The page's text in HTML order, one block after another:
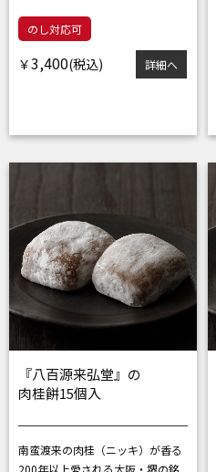
のし対応可
￥3,400 詳細へ
『八百源来弘堂』の
肉桂餅15個入
南蛮渡来の肉桂（ニッキ）が香る
200年以上愛される大阪・堺の銘